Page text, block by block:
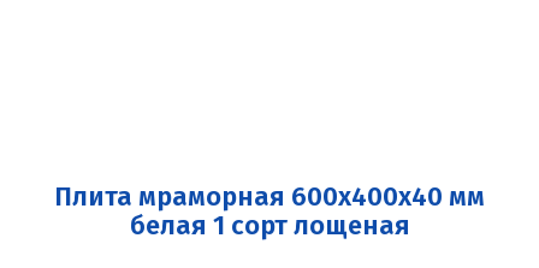
Плита мраморная 600x400x40 мм
белая 1 сорт лощеная